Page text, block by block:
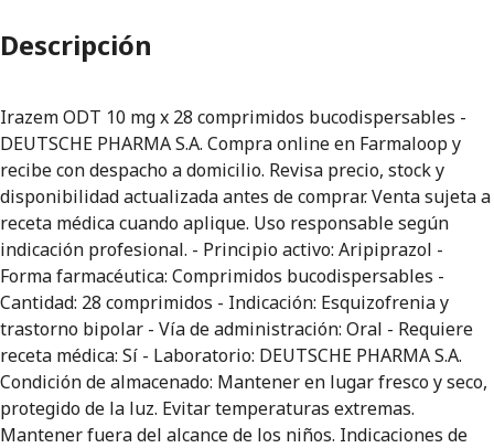
Descripción
Irazem ODT 10 mg x 28 comprimidos bucodispersables -
DEUTSCHE PHARMA S.A. Compra online en Farmaloop y
recibe con despacho a domicilio. Revisa precio, stock y
disponibilidad actualizada antes de comprar. Venta sujeta a
receta médica cuando aplique. Uso responsable según
indicación profesional. - Principio activo: Aripiprazol -
Forma farmacéutica: Comprimidos bucodispersables -
Cantidad: 28 comprimidos - Indicación: Esquizofrenia y
trastorno bipolar - Vía de administración: Oral - Requiere
receta médica: Sí - Laboratorio: DEUTSCHE PHARMA S.A.
Condición de almacenado: Mantener en lugar fresco y seco,
protegido de la luz. Evitar temperaturas extremas.
Mantener fuera del alcance de los niños. Indicaciones de